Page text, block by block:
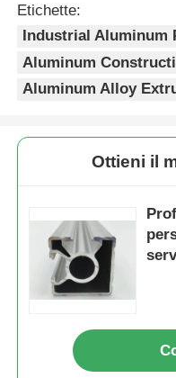
Chi Siamo
Visita alla fabbrica
Controllo di qualità
Notizie
Profili di alluminio di
Vantaggi
3- Alta
e facile
4Ottima
Etichette:
Industrial Aluminum
Aluminum
Aluminum Alloy
Ottieni il